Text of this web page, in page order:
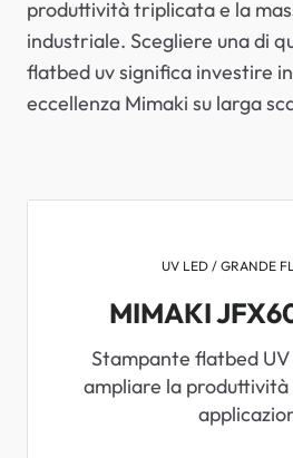
produttività triplicata e la
industriale. Scegliere una di
flatbed uv significa investire
eccellenza Mimaki su larga
UV LED / GRANDE
MIMAKI
Stampante flatbed
ampliare la produttività